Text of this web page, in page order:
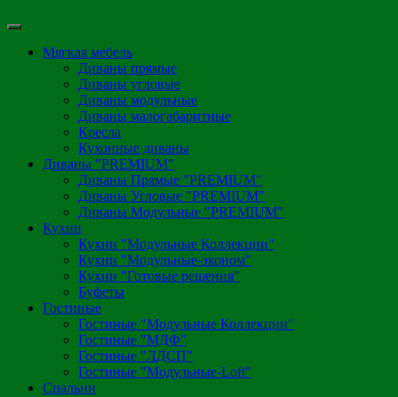
Мягкая мебель
Диваны прямые
Диваны угловые
Диваны модульные
Диваны малогабаритные
Кресла
Кухонные диваны
Диваны "PREMIUM"
Диваны Прямые "PREMIUM"
Диваны Угловые "PREMIUM"
Диваны Модульные "PREMIUM"
Кухни
Кухни "Модульные Коллекции"
Кухни "Модульные-эконом"
Кухни "Готовые решения"
Буфеты
Гостиные
Гостиные "Модульные Коллекции"
Гостиные "МДФ"
Гостиные "ЛДСП"
Гостиные "Модульные-Loft"
Спальни